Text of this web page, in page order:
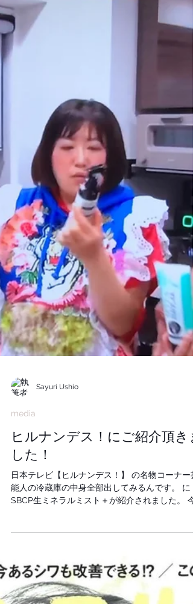
れます。美容成分入りならエイジングケア効果
も。 紙質に合わせて分量調整も可能です！ 髪のベ
タつきを少なくしてさらっとしっとりサラサラな
質感に仕上げてくれます。 揺らぐ美しい髪を作る
い合わせは shop@sbcp.jp プレス堤好司宛まで #
小顔美容液 #若白髪 #白髪解決 #白髪予防 #コラ
ーゲンお肌アミノ酸 #堤好司 #銀座 #牛尾早百合
#エストネーション #SA
Sayuri Ushio
ヒルナンデス！にご紹介頂きま
日本テレビ【ヒルナンデス！】 の名物コーナー
能人の冷蔵庫の中身全部出してみるんです。 に
SBCP生ミネラルミスト＋が紹介されました。 今